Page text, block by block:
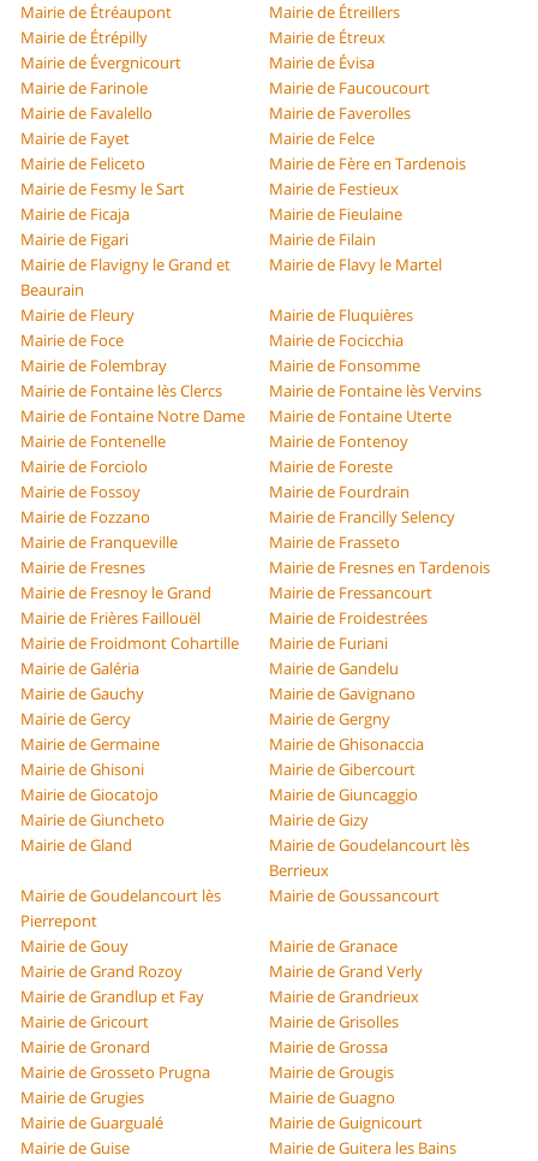
Mairie de Étréaupont
Mairie de Étreillers
Mairie de Étrépilly
Mairie de Étreux
Mairie de Évergnicourt
Mairie de Évisa
Mairie de Farinole
Mairie de Faucoucourt
Mairie de Favalello
Mairie de Faverolles
Mairie de Fayet
Mairie de Felce
Mairie de Feliceto
Mairie de Fère en Tardenois
Mairie de Fesmy le Sart
Mairie de Festieux
Mairie de Ficaja
Mairie de Fieulaine
Mairie de Figari
Mairie de Filain
Mairie de Flavigny le Grand et
Beaurain
Mairie de Flavy le Martel
Mairie de Fleury
Mairie de Fluquières
Mairie de Foce
Mairie de Focicchia
Mairie de Folembray
Mairie de Fonsomme
Mairie de Fontaine lès Clercs
Mairie de Fontaine lès Vervins
Mairie de Fontaine Notre Dame
Mairie de Fontaine Uterte
Mairie de Fontenelle
Mairie de Fontenoy
Mairie de Forciolo
Mairie de Foreste
Mairie de Fossoy
Mairie de Fourdrain
Mairie de Fozzano
Mairie de Francilly Selency
Mairie de Franqueville
Mairie de Frasseto
Mairie de Fresnes
Mairie de Fresnes en Tardenois
Mairie de Fresnoy le Grand
Mairie de Fressancourt
Mairie de Frières Faillouël
Mairie de Froidestrées
Mairie de Froidmont Cohartille
Mairie de Furiani
Mairie de Galéria
Mairie de Gandelu
Mairie de Gauchy
Mairie de Gavignano
Mairie de Gercy
Mairie de Gergny
Mairie de Germaine
Mairie de Ghisonaccia
Mairie de Ghisoni
Mairie de Gibercourt
Mairie de Giocatojo
Mairie de Giuncaggio
Mairie de Giuncheto
Mairie de Gizy
Mairie de Gland
Mairie de Goudelancourt lès
Berrieux
Mairie de Goudelancourt lès
Pierrepont
Mairie de Goussancourt
Mairie de Gouy
Mairie de Granace
Mairie de Grand Rozoy
Mairie de Grand Verly
Mairie de Grandlup et Fay
Mairie de Grandrieux
Mairie de Gricourt
Mairie de Grisolles
Mairie de Gronard
Mairie de Grossa
Mairie de Grosseto Prugna
Mairie de Grougis
Mairie de Grugies
Mairie de Guagno
Mairie de Guargualé
Mairie de Guignicourt
Mairie de Guise
Mairie de Guitera les Bains